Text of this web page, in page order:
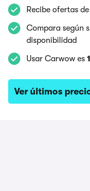
Recibe ofertas
Compara según
disponibilidad
Usar Carwow es
Ver últimos